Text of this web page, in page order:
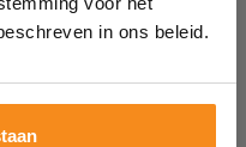
in ons beleid.
delen. Deel jouw
je mee?
Gratis parkeren